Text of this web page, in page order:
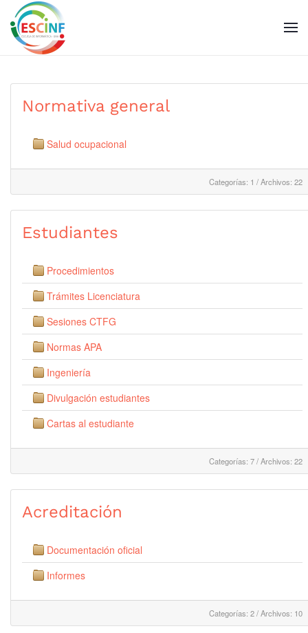
Skip to main content
Normativa general
Salud ocupacional
Categorías: 1 /Archivos: 22
Estudiantes
Procedimientos
Trámites Licenciatura
Sesiones CTFG
Normas APA
Ingeniería
Divulgación estudiantes
Cartas al estudiante
Categorías: 7/Archivos: 22
Acreditación
Documentación oficial
Informes
Categorías: 2/Archivos: 10